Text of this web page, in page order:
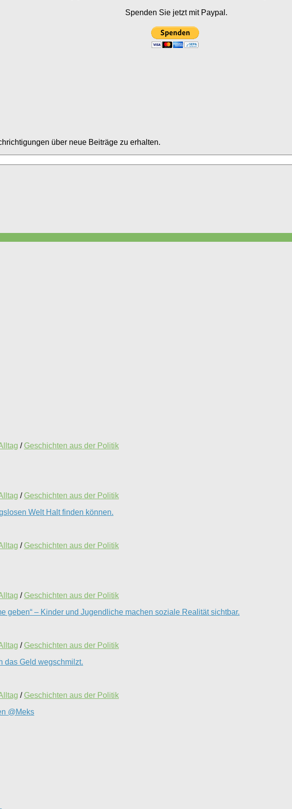
Spenden Sie jetzt mit Paypal.
über neue Beiträge zu erhalten.
/ Geschichten aus der Politik
/ Geschichten aus der Politik
Welt Halt finden können.
/ Geschichten aus der Politik
/ Geschichten aus der Politik
geben“ – Kinder und Jugendliche machen soziale Realität sichtbar.
/ Geschichten aus der Politik
das Geld wegschmilzt.
/ Geschichten aus der Politik
@Meks